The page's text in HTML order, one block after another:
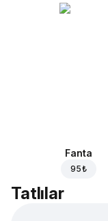
Fanta
95 ₺
Tatlılar